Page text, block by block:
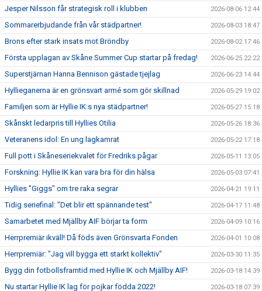
Jesper Nilsson får strategisk roll i klubben 2026-08-06 12:44
Sommarerbjudande från vår städpartner! 2026-08-03 18:47
Brons efter stark insats mot Bröndby 2026-08-02 17:46
Första upplagan av Skåne Summer Cup startar på fredag! 2026-06-25 22:22
Superstjärnan Hanna Bennison gästade tjejlag 2026-06-23 14:44
Hyllieganerna är en grönsvart armé som gör skillnad 2026-05-29 19:02
Familjen som är Hyllie IK:s nya städpartner! 2026-05-27 15:18
Skånskt ledarpris till Hyllies Otilia 2026-05-26 18:36
Veteranens idol: En ung lagkamrat 2026-05-22 17:18
Full pott i Skåneseriekvalet för Fredriks pågar 2026-05-11 13:05
Forskning: Hyllie IK kan vara bra för din hälsa 2026-05-03 07:41
Hyllies "Giggs" om tre raka segrar 2026-04-21 19:11
Tidig seriefinal: "Det blir ett spännande test" 2026-04-17 11:48
Samarbetet med Mjällby AIF börjar ta form 2026-04-09 10:16
Herrpremiär ikväll! Då föds även Grönsvarta Fonden 2026-04-01 10:08
Herrpremiär: "Jag vill bygga ett starkt kollektiv" 2026-03-30 11:35
Bygg din fotbollsframtid med Hyllie IK och Mjällby AIF! 2026-03-18 14:39
Nu startar Hyllie IK lag för pojkar födda 2022! 2026-03-18 07:39